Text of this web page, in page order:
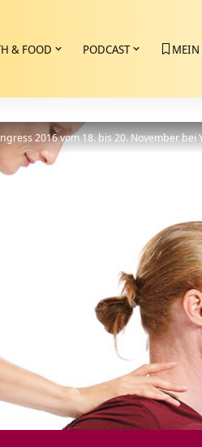
& FOOD PODCAST MEIN
2016 vom 18. bis 20. November bei